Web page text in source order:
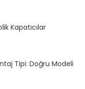
Kapatıcılar
Tipi: Doğru Modeli